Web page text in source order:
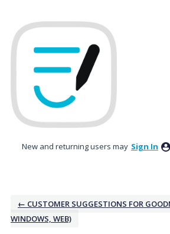
to
content
New and returning users may Sign In
← CUSTOMER SUGGESTIONS FOR
WINDOWS, WEB)